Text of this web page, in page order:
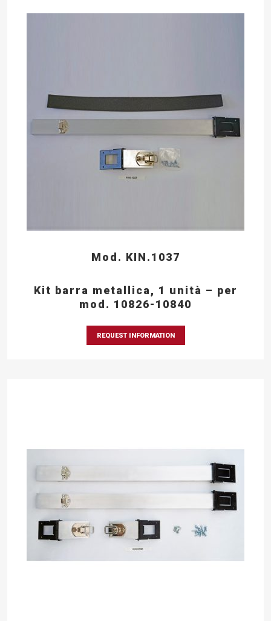
Mod. KIN.1037
Kit barra metallica, 1 unità – per
mod. 10826-10840
REQUEST INFORMATION